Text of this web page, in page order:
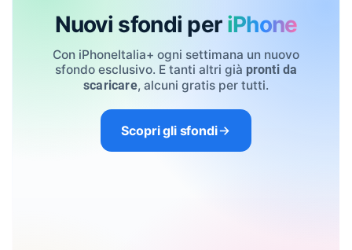
Nuovi sfondi per iPhone
Con iPhoneItalia+ ogni settimana un nuovo
sfondo esclusivo. E tanti altri già pronti da
scaricare, alcuni gratis per tutti.
Scopri gli sfondi